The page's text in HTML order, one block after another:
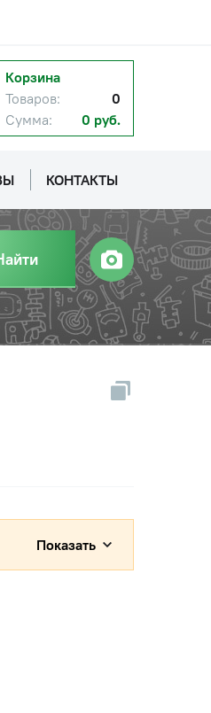
Корзина
Товаров:
0
Сумма:
0 руб.
КОНТАКТЫ
Показать